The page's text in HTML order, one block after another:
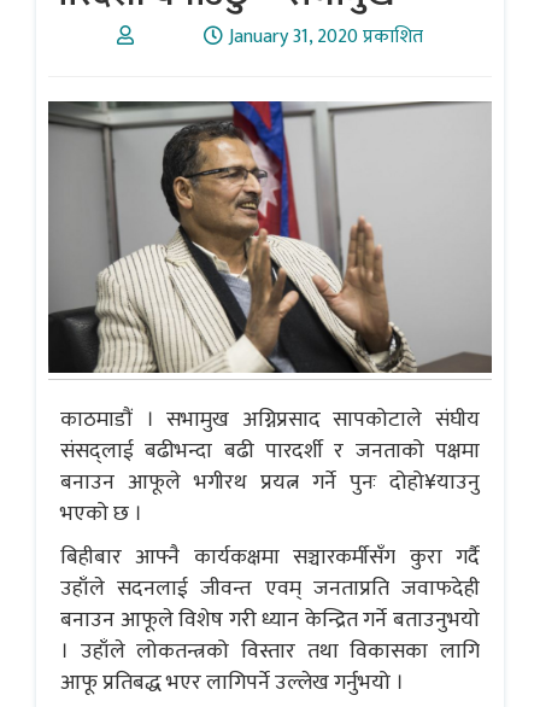
January 31, 2020 प्रकाशित
काठमाडाैं । सभामुख अग्निप्रसाद सापकोटाले संघीय
संसद्लाई बढीभन्दा बढी पारदर्शी र जनताको पक्षमा
बनाउन आफूले भगीरथ प्रयत्न गर्ने पुनः दोहो¥याउनु
भएको छ ।
बिहीबार आफ्नै कार्यकक्षमा सञ्चारकर्मीसँग कुरा गर्दै
उहाँले सदनलाई जीवन्त एवम् जनताप्रति जवाफदेही
बनाउन आफूले विशेष गरी ध्यान केन्द्रित गर्ने बताउनुभयो
। उहाँले लोकतन्त्रको विस्तार तथा विकासका लागि
आफू प्रतिबद्ध भएर लागिपर्ने उल्लेख गर्नुभयो ।